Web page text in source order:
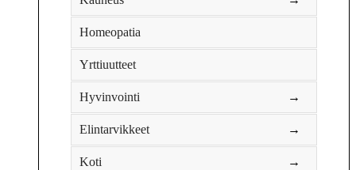
Homeopatia
Yrttiuutteet
Hyvinvointi →
Elintarvikkeet →
Koti →